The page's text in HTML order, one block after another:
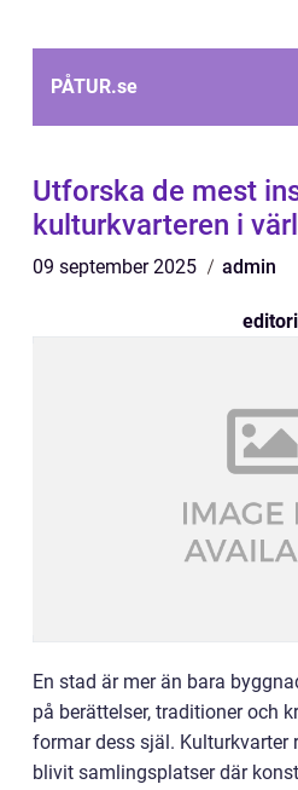
PÅTUR.se
Utforska de mest
kulturkvarteren i
09 september 2025 admin
En stad är mer än bara
på berättelser, traditioner och
formar dess själ. Kulturkvarter
blivit samlingsplatser där